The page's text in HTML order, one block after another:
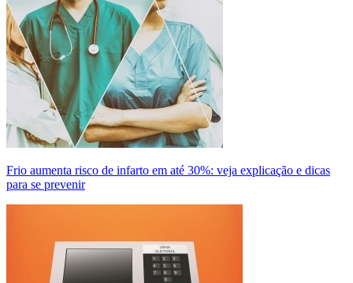
Frio aumenta risco de infarto em até 30%: veja explicação e dicas
para se prevenir